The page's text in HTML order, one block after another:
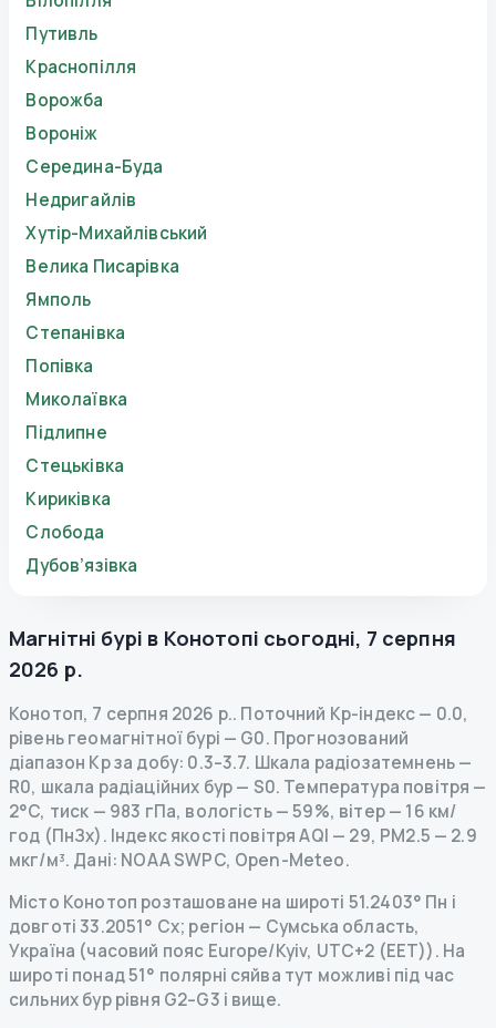
Путивль
Краснопілля
Ворожба
Вороніж
Середина-Буда
Недригайлів
Хутір-Михайлівський
Велика Писарівка
Ямполь
Степанівка
Попівка
Миколаївка
Підлипне
Стецьківка
Кириківка
Слобода
Дубов’язівка
Магнітні бурі в Конотопі сьогодні, 7 серпня
2026 р.
Конотоп, 7 серпня 2026 р.. Поточний Kp-індекс— 0.0,
рівень геомагнітної бурі — G0. Прогнозований
діапазон Kp за добу: 0.3–3.7. Шкала радіозатемнень—
R0, шкала радіаційних бур— S0. Температура повітря —
2°C, тиск — 983 гПа, вологість — 59%, вітер — 16 км/
год (ПнЗх). Індекс якості повітря AQI — 29, PM2.5 — 2.9
мкг/м³. Дані: NOAA SWPC, Open-Meteo.
Місто Конотоп розташоване на широті 51.2403° Пн і
довготі 33.2051° Сх; регіон — Сумська область,
Україна (часовий пояс Europe/Kyiv, UTC+2 (EET)). На
широті понад 51° полярні сяйва тут можливі під час
сильних бур рівня G2–G3 і вище.